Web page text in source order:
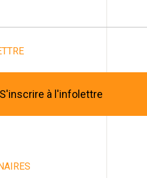
S'inscrire à l'infolettre
infolettre